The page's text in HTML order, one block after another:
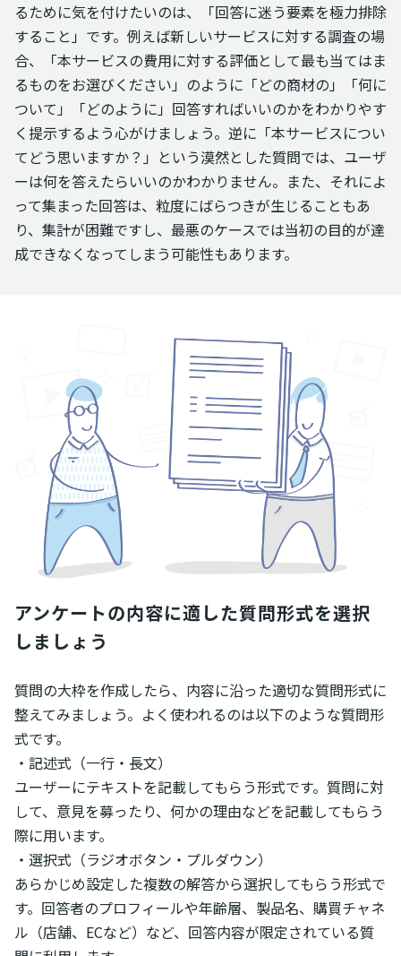
るために気を付けたいのは、「回答に迷う要素を極力排除
すること」です。例えば新しいサービスに対する調査の場
合、「本サービスの費用に対する評価として最も当てはま
るものをお選びください」のように「どの商材の」「何に
ついて」「どのように」回答すればいいのかをわかりやす
く提示するよう心がけましょう。逆に「本サービスについ
てどう思いますか？」という漠然とした質問では、ユーザ
ーは何を答えたらいいのかわかりません。また、それによ
って集まった回答は、粒度にばらつきが生じることもあ
り、集計が困難ですし、最悪のケースでは当初の目的が達
成できなくなってしまう可能性もあります。
アンケートの内容に適した質問形式を選択
しましょう
質問の大枠を作成したら、内容に沿った適切な質問形式に
整えてみましょう。よく使われるのは以下のような質問形
式です。
・記述式（一行・長文）
ユーザーにテキストを記載してもらう形式です。質問に対
して、意見を募ったり、何かの理由などを記載してもらう
際に用います。
・選択式（ラジオボタン・プルダウン）
あらかじめ設定した複数の解答から選択してもらう形式で
す。回答者のプロフィールや年齢層、製品名、購買チャネ
ル（店舗、ECなど）など、回答内容が限定されている質